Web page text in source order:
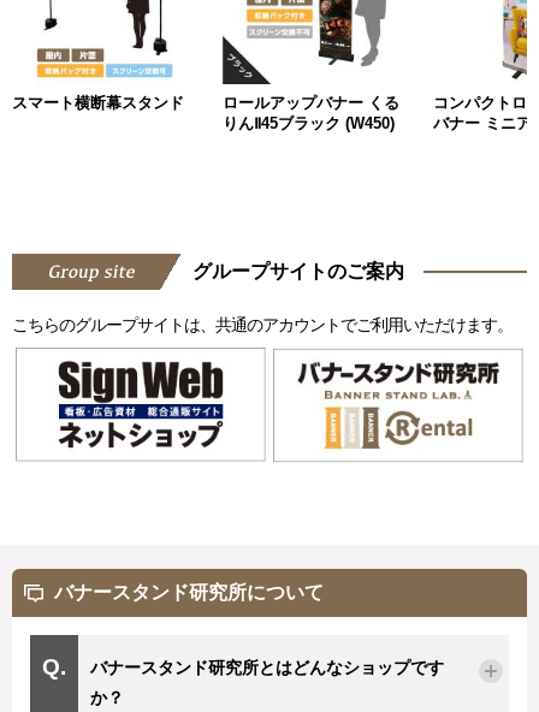
スマート横断幕スタンド
ロールアップバナー くる
りんⅡ45ブラック (W450)
コンパクトロ
バナー ミニア
グループサイトのご案内
こちらのグループサイトは、共通のアカウントでご利用いただけます。
バナースタンド研究所について
バナースタンド研究所とはどんなショップです
か？